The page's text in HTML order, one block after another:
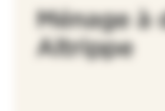
Ménage à
Altrippe